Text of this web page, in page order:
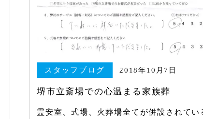
スタッフブログ 2018年10月7日
堺市立斎場での心温まる家族葬
霊安室、式場、火葬場全てが併設されてい